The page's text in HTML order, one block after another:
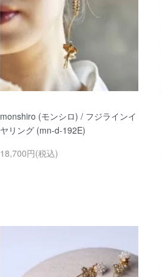
monshiro (モンシロ) / フジラインイ
ヤリング (mn-d-192E)
18,700円(税込)